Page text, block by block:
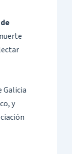
Galicia
y